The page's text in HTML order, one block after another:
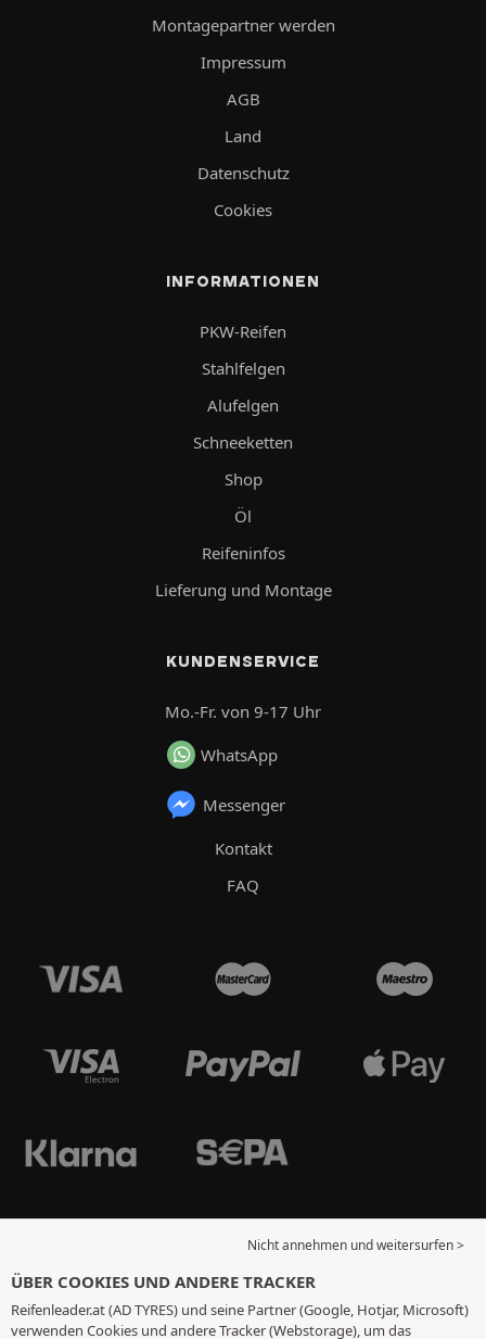
Montagepartner werden
Impressum
AGB
Land
Datenschutz
Cookies
INFORMATIONEN
PKW-Reifen
Stahlfelgen
Alufelgen
Schneeketten
Shop
Öl
Reifeninfos
Lieferung und Montage
KUNDENSERVICE
Mo.-Fr. von 9-17 Uhr
WhatsApp
Messenger
Kontakt
FAQ
Nicht annehmen und weitersurfen >
ÜBER COOKIES UND ANDERE TRACKER
Reifenleader.at (AD TYRES) und seine Partner (Google, Hotjar, Microsoft)
verwenden Cookies und andere Tracker (Webstorage), um das